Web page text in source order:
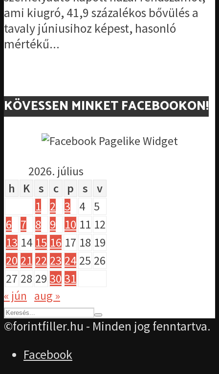
ami kiugró, 41,9 százalékos bővülés a
tavaly júniusihoz képest, hasonló
mértékű...
KÖVESSEN MINKET FACEBOOKON!
2026. július
h
K s c p s
v
1
2 3 4 5
6
7 8 9 10 11 12
13 14 15 16 17 18 19
20 21 22 23 24 25 26
27 28 29 30 31
« jún aug »
©forintfiller.hu - Minden jog fenntartva.
Facebook